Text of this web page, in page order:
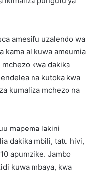
amesifu uzalendo wa
kama alikuwa ameumia
kwa dakika
na kutoka kwa
kumaliza mchezo na
mapema lakini
dakika mbili, tatu hivi,
apumzike. Jambo
kuwa mbaya, kwa